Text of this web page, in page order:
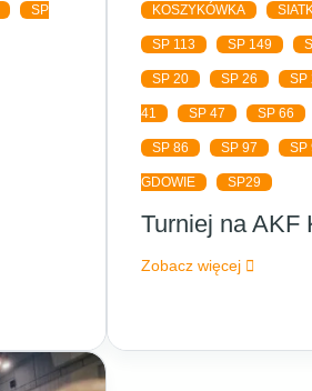
SP KOSZYKÓWKA
SP 113 SP 149
SP 20 SP 26 SP
41 SP 47 SP 66
SP 86 SP 97 SP
GDOWIE SP29
Turniej na AKF
Zobacz więcej